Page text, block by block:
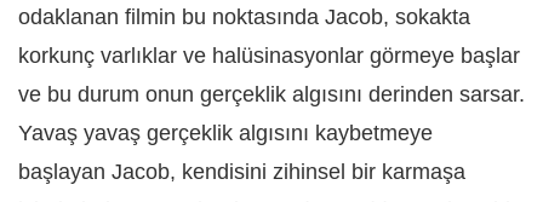
odaklanan filmin bu noktasında Jacob, sokakta
korkunç varlıklar ve halüsinasyonlar görmeye başlar
ve bu durum onun gerçeklik algısını derinden sarsar.
Yavaş yavaş gerçeklik algısını kaybetmeye
başlayan Jacob, kendisini zihinsel bir karmaşa